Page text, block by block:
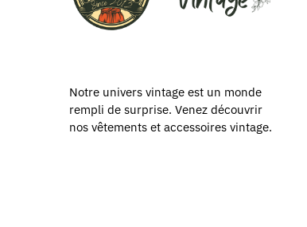
page
Notre univers vintage est un monde
rempli de surprise. Venez découvrir
nos vêtements et accessoires vintage.